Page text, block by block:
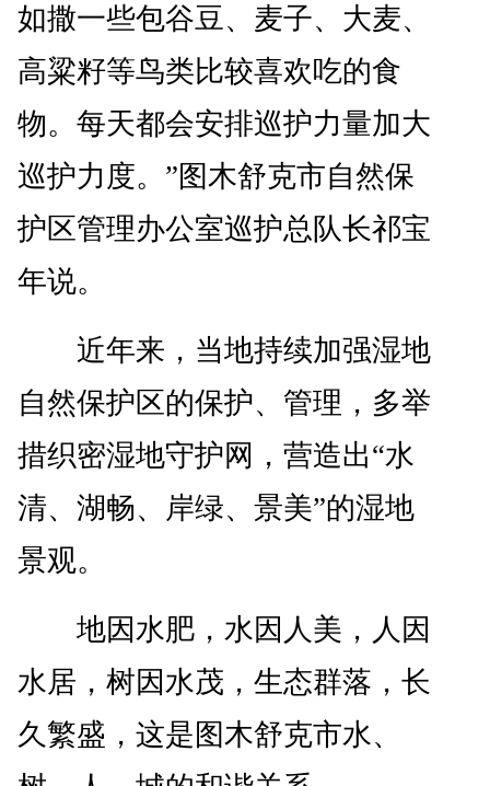
如撒一些包谷豆、麦子、大麦、
高粱籽等鸟类比较喜欢吃的食
物。每天都会安排巡护力量加大
巡护力度。”图木舒克市自然保
护区管理办公室巡护总队长祁宝
年说。
近年来，当地持续加强湿地
自然保护区的保护、管理，多举
措织密湿地守护网，营造出“水
清、湖畅、岸绿、景美”的湿地
景观。
地因水肥，水因人美，人因
水居，树因水茂，生态群落，长
久繁盛，这是图木舒克市水、